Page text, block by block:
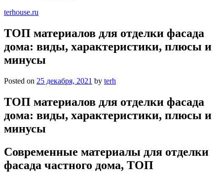
terhouse.ru
ТОП материалов для отделки фасада
дома: виды, характеристики, плюсы и
минусы
Posted on 25 декабря, 2021 by terh
ТОП материалов для отделки фасада
дома: виды, характеристики, плюсы и
минусы
Современные материалы для отделки
фасада частного дома, ТОП